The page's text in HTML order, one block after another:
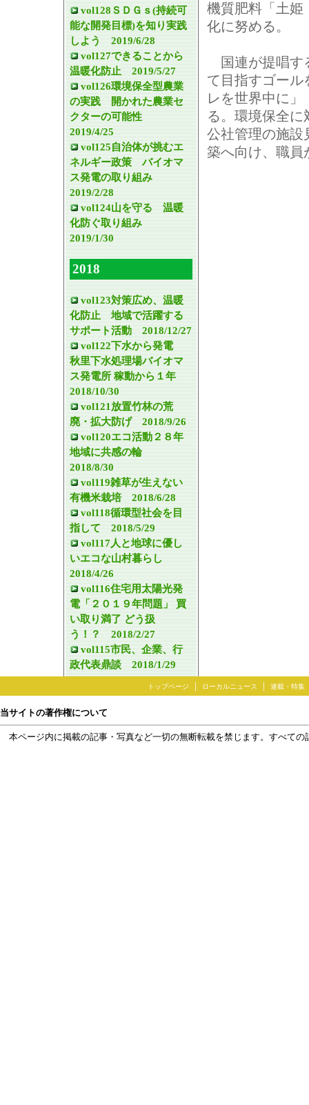
vol128ＳＤＧｓ(持続可
能な開発目標)を知り実践
しよう 2019/6/28
vol127できることから
温暖化防止 2019/5/27
vol126環境保全型農業
の実践 開かれた農業セ
クターの可能性
2019/4/25
vol125自治体が挑むエ
ネルギー政策 バイオマ
ス発電の取り組み
2019/2/28
vol124山を守る 温暖
化防ぐ取り組み
2019/1/30
2018
vol123対策広め、温暖
化防止 地域で活躍する
サポート活動 2018/12/27
vol122下水から発電
秋里下水処理場バイオマ
ス発電所 稼動から１年
2018/10/30
vol121放置竹林の荒
廃・拡大防げ 2018/9/26
vol120エコ活動２８年
地域に共感の輪
2018/8/30
vol119雑草が生えない
有機米栽培 2018/6/28
vol118循環型社会を目
指して 2018/5/29
vol117人と地球に優し
いエコな山村暮らし
2018/4/26
vol116住宅用太陽光発
電「２０１９年問題」 買
い取り満了 どう扱
う！？ 2018/2/27
vol115市民、企業、行
政代表鼎談 2018/1/29
機質肥料「土姫
化に努める。
国連が提唱す
て目指すゴール
レを世界中に
る。環境保全
公社管理の施設
築へ向け、職員
トップページ ｜ ローカルニュース ｜ 連載・特集
当サイトの著作権について
本ページ内に掲載の記事・写真など一切の無断転載を禁じます。すべて